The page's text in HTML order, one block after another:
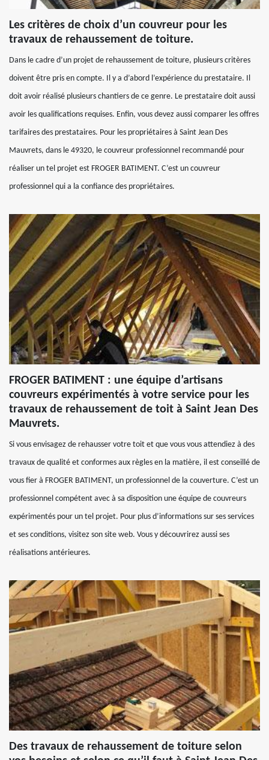
Les critères de choix d’un couvreur pour les
travaux de rehaussement de toiture.
Dans le cadre d’un projet de rehaussement de toiture, plusieurs critères
doivent être pris en compte. Il y a d’abord l’expérience du prestataire. Il
doit avoir réalisé plusieurs chantiers de ce genre. Le prestataire doit aussi
avoir les qualifications requises. Enfin, vous devez aussi comparer les offres
tarifaires des prestataires. Pour les propriétaires à Saint Jean Des
Mauvrets, dans le 49320, le couvreur professionnel recommandé pour
réaliser un tel projet est FROGER BATIMENT. C’est un couvreur
professionnel qui a la confiance des propriétaires.
FROGER BATIMENT : une équipe d’artisans
couvreurs expérimentés à votre service pour les
travaux de rehaussement de toit à Saint Jean Des
Mauvrets.
Si vous envisagez de rehausser votre toit et que vous vous attendiez à des
travaux de qualité et conformes aux règles en la matière, il est conseillé de
vous fier à FROGER BATIMENT, un professionnel de la couverture. C’est un
professionnel compétent avec à sa disposition une équipe de couvreurs
expérimentés pour un tel projet. Pour plus d’informations sur ses services
et ses conditions, visitez son site web. Vous y découvrirez aussi ses
réalisations antérieures.
Des travaux de rehaussement de toiture selon